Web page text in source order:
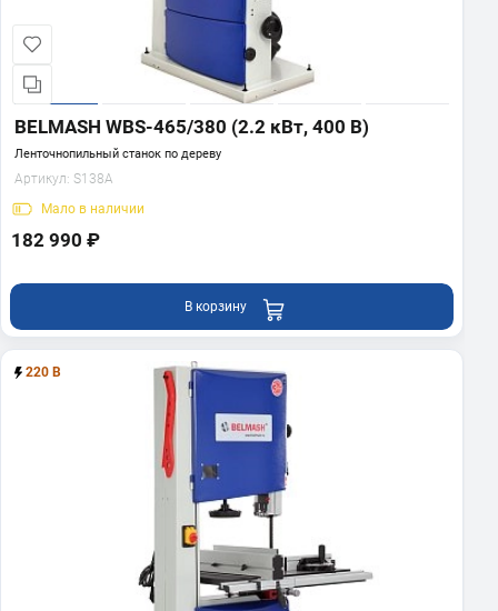
BELMASH WBS-465/380 (2.2 кВт, 400 В)
Ленточнопильный станок по дереву
Артикул: S138A
Мало в наличии
182 990 ₽
В корзину
220 В